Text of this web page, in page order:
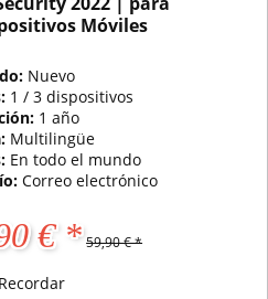
Móviles
Nuevo
1 / 3 dispositivos
1 año
Multilingüe
En todo el mundo
Correo electrónico
€ * 59,90 € *
Recordar